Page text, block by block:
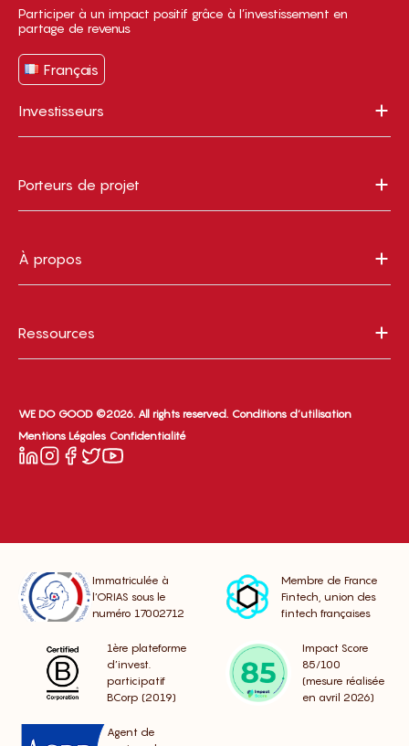
Participer à un impact positif grâce à l’investissement en
partage de revenus
Français
Investisseurs
Porteurs de projet
À propos
Ressources
WE DO GOOD ©2026. All rights reserved. Conditions d’utilisation
Mentions Légales Confidentialité
Immatriculée à
l’ORIAS sous le
numéro 17002712
Membre de France
Fintech, union des
fintech françaises
1ère plateforme
d’invest.
participatif
BCorp (2019)
Impact Score
85/100
(mesure réalisée
en avril 2026)
Agent de